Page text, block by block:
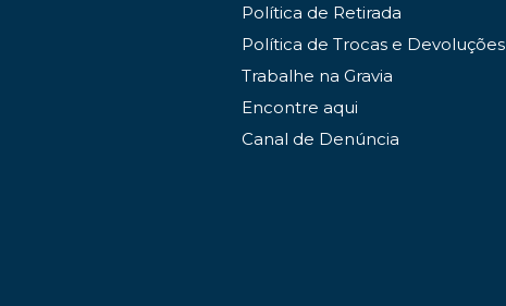
Política de Retirada
Política de Trocas e Devoluções
Trabalhe na Gravia
Encontre aqui
Canal de Denúncia